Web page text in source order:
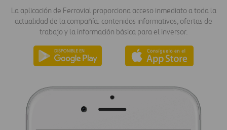
La aplicación de Ferrovial proporciona acceso inmediato a toda la
actualidad de la compañía: contenidos informativos, ofertas de
trabajo y la información básica para el inversor.